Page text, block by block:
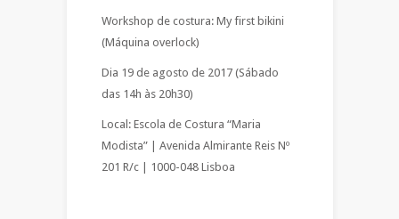
Workshop de costura: My first bikini
(Máquina overlock)
Dia 19 de agosto de 2017 (Sábado
das 14h às 20h30)
Local: Escola de Costura “Maria
Modista” | Avenida Almirante Reis Nº
201 R/c | 1000-048 Lisboa